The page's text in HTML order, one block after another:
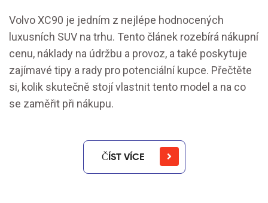
Volvo XC90 je jedním z nejlépe hodnocených
luxusních SUV na trhu. Tento článek rozebírá nákupní
cenu, náklady na údržbu a provoz, a také poskytuje
zajímavé tipy a rady pro potenciální kupce. Přečtěte
si, kolik skutečně stojí vlastnit tento model a na co
se zaměřit při nákupu.
ČÍST VÍCE